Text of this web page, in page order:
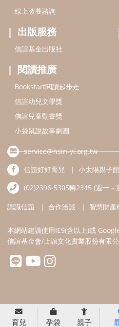
小袋鼠說故事劇團
service@hsin-yi.org.tw
信誼好好育兒
(02)2396-5305轉2345 (週一～
認識信誼 合作洽談 智慧財
本網站建議使用IE9(含以上)或
信誼基金會/上誼文化實業股份有限
育兒
孕袋
親子